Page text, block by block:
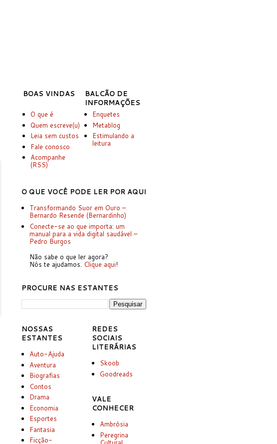
BOAS VINDAS
BALCÃO DE
INFORMAÇÕES
O que é
Quem escreve(u)
Leia sem custos
Fale conosco
Acompanhe
(RSS)
Enquetes
Metablog
Estimulando a
leitura
O QUE VOCÊ PODE LER POR AQUI
Transformando Suor em Ouro –
Bernardo Resende (Bernardinho)
Conecte-se ao que importa: um
manual para a vida digital saudável –
Pedro Burgos
Não sabe o que ler agora?
Nós te ajudamos. Clique aqui!
PROCURE NAS ESTANTES
NOSSAS
ESTANTES
Auto-Ajuda
Aventura
Biografias
Contos
Drama
Economia
Esportes
Fantasia
Ficção-
REDES
SOCIAIS
LITERÁRIAS
Skoob
Goodreads
VALE
CONHECER
Ambrósia
Peregrina